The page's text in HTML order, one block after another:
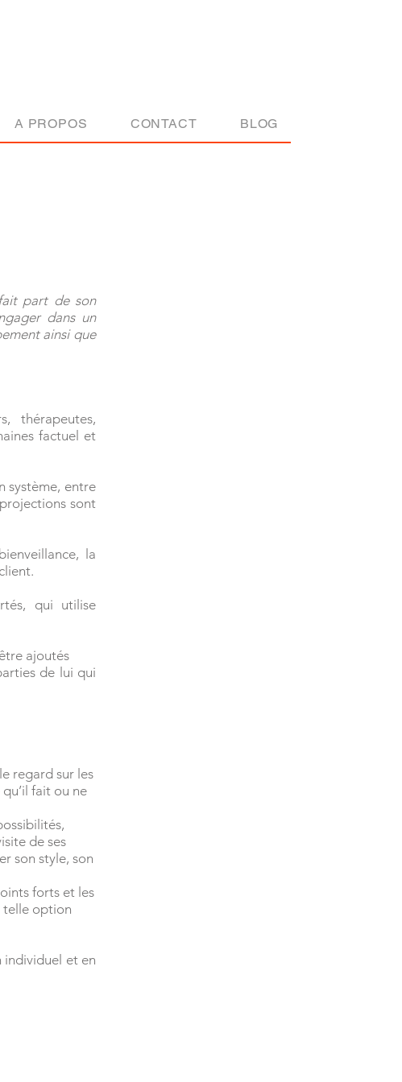
A PROPOS CONTACT BLOG
part de son
dans un
ainsi que
thérapeutes,
factuel et
système, entre
sont
la
qui utilise
ajoutés
de lui qui
regard sur les
fait ou ne
de ses
son style, son
forts et les
telle option
individuel et en